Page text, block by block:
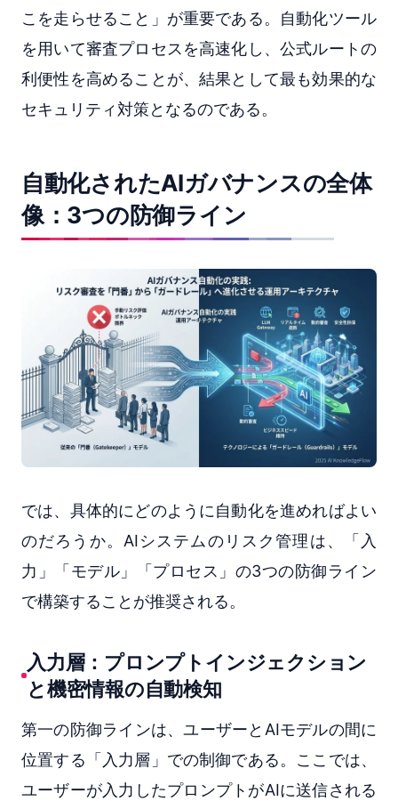
こを走らせること」が重要である。自動化ツール
を用いて審査プロセスを高速化し、公式ルートの
利便性を高めることが、結果として最も効果的な
セキュリティ対策となるのである。
自動化されたAIガバナンスの全体
像：3つの防御ライン
では、具体的にどのように自動化を進めればよい
のだろうか。AIシステムのリスク管理は、「入
力」「モデル」「プロセス」の3つの防御ライン
で構築することが推奨される。
入力層：プロンプトインジェクション
と機密情報の自動検知
第一の防御ラインは、ユーザーとAIモデルの間に
位置する「入力層」での制御である。ここでは、
ユーザーが入力したプロンプトがAIに送信される